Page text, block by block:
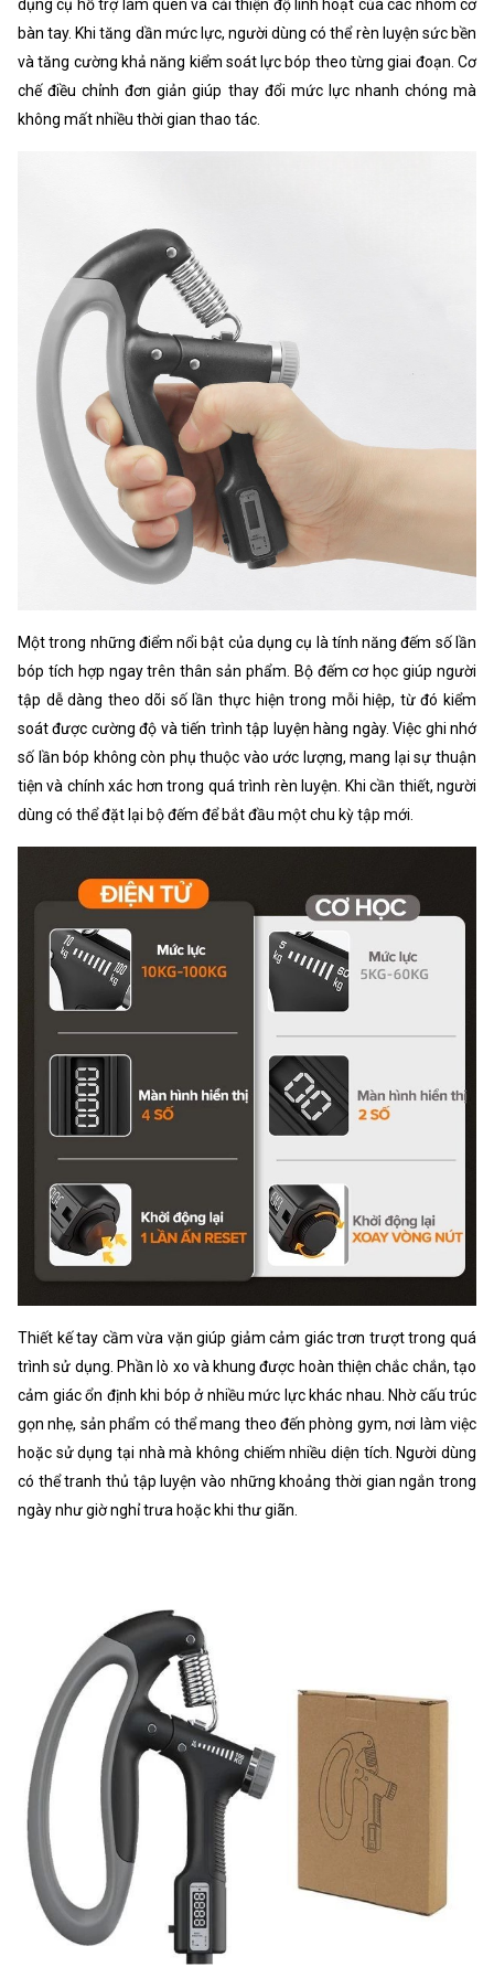
dụng cụ hỗ trợ làm quen và cải thiện độ linh hoạt của các nhóm cơ
bàn tay. Khi tăng dần mức lực, người dùng có thể rèn luyện sức bền
và tăng cường khả năng kiểm soát lực bóp theo từng giai đoạn. Cơ
chế điều chỉnh đơn giản giúp thay đổi mức lực nhanh chóng mà
không mất nhiều thời gian thao tác.
Một trong những điểm nổi bật của dụng cụ là tính năng đếm số lần
bóp tích hợp ngay trên thân sản phẩm. Bộ đếm cơ học giúp người
tập dễ dàng theo dõi số lần thực hiện trong mỗi hiệp, từ đó kiểm
soát được cường độ và tiến trình tập luyện hàng ngày. Việc ghi nhớ
số lần bóp không còn phụ thuộc vào ước lượng, mang lại sự thuận
tiện và chính xác hơn trong quá trình rèn luyện. Khi cần thiết, người
dùng có thể đặt lại bộ đếm để bắt đầu một chu kỳ tập mới.
Thiết kế tay cầm vừa vặn giúp giảm cảm giác trơn trượt trong quá
trình sử dụng. Phần lò xo và khung được hoàn thiện chắc chắn, tạo
cảm giác ổn định khi bóp ở nhiều mức lực khác nhau. Nhờ cấu trúc
gọn nhẹ, sản phẩm có thể mang theo đến phòng gym, nơi làm việc
hoặc sử dụng tại nhà mà không chiếm nhiều diện tích. Người dùng
có thể tranh thủ tập luyện vào những khoảng thời gian ngắn trong
ngày như giờ nghỉ trưa hoặc khi thư giãn.